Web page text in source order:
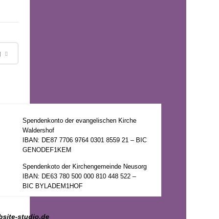
Spendenkonto der evangelischen Kirche
Waldershof
IBAN: DE87 7706 9764 0301 8559 21 – BIC
GENODEF1KEM
Spendenkoto der Kirchengemeinde Neusorg
IBAN: DE63 780 500 000 810 448 522 –
BIC BYLADEM1HOF
studio.de